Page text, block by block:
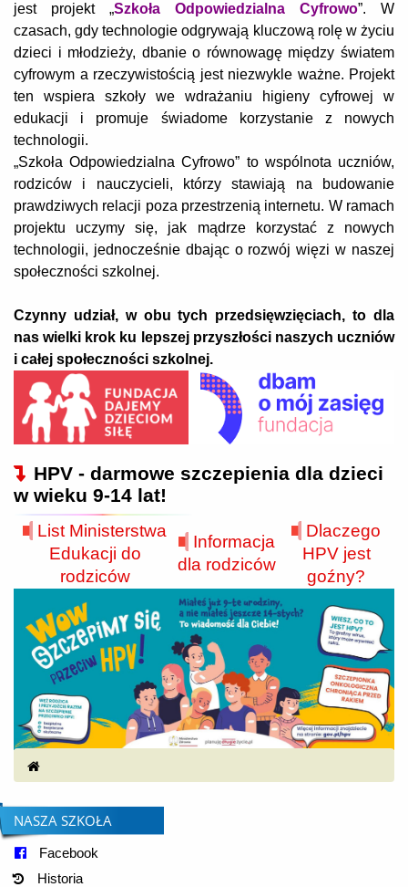
jest projekt „Szkoła Odpowiedzialna Cyfrowo”. W
czasach, gdy technologie odgrywają kluczową rolę w życiu
dzieci i młodzieży, dbanie o równowagę między światem
cyfrowym a rzeczywistością jest niezwykle ważne. Projekt
ten wspiera szkoły we wdrażaniu higieny cyfrowej w
edukacji i promuje świadome korzystanie z nowych
technologii.
„Szkoła Odpowiedzialna Cyfrowo” to wspólnota uczniów,
rodziców i nauczycieli, którzy stawiają na budowanie
prawdziwych relacji poza przestrzenią internetu. W ramach
projektu uczymy się, jak mądrze korzystać z nowych
technologii, jednocześnie dbając o rozwój więzi w naszej
społeczności szkolnej.
Czynny udział, w obu tych przedsięwzięciach, to dla
nas wielki krok ku lepszej przyszłości naszych uczniów
i całej społeczności szkolnej.
HPV - darmowe szczepienia dla dzieci
w wieku 9-14 lat!
List Ministerstwa
Edukacji do
rodziców
Informacja
dla rodziców
Dlaczego
HPV jest
goźny?
NASZA SZKOŁA
Facebook
Historia